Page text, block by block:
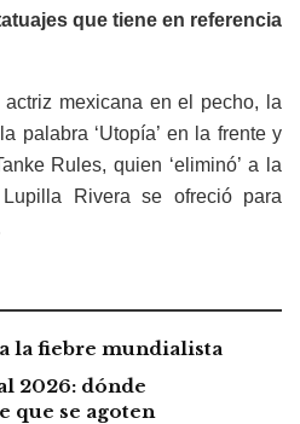
que tiene en referencia
mexicana en el pecho, la
palabra ‘Utopía’ en la frente y
Rules, quien ‘eliminó’ a la
Rivera se ofreció para
la fiebre mundialista
2026: dónde
que se agoten